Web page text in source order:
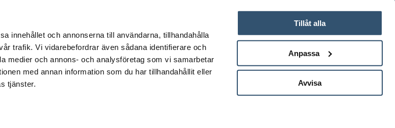
innehållet och annonserna till användarna, tillhandahålla
trafik. Vi vidarebefordrar även sådana identifierare och
medier och annons- och analysföretag som vi samarbetar
med annan information som du har tillhandahållit eller
tjänster.
Tillåt alla
Anpassa
Avvisa
0